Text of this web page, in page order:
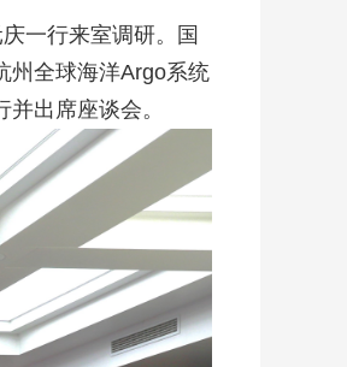
一行来室调研。国
州全球海洋Argo系统
出席座谈会。